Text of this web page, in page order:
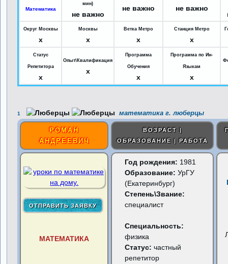
Математика
мин)
не важно
не важно не важно
Округ Москвы
x
Москвы
x
Ветка Метро
x
Станция Метро
x
Статус
Репетитора
x
Опыт\Квалификация
x
Программа
Обучения
x
Программа по Ин-
Языкам
x
1 математика г. люберцы
РОМАН
АНДРЕЕВИЧ
ВОЗРАСТ |
ОБРАЗОВАНИЕ | РАБОТА
МАТЕМАТИКА
Год рождения: 1981
Образование: УрГУ
(Екатеринбург)
Степень\Звание:
специалист
Специальность:
физика
Статус:частный
репетитор